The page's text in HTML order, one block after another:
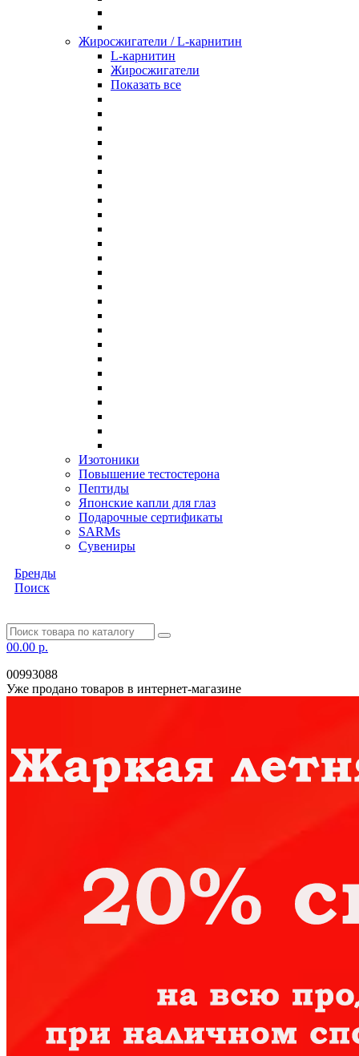
Жиросжигатели / L-карнитин
L-карнитин
Жиросжигатели
Показать все
Изотоники
Повышение тестостерона
Пептиды
Японские капли для глаз
Подарочные сертификаты
SARMs
Сувениры
Бренды
Поиск
00.00 р.
00993088
Уже продано товаров в интернет-магазине